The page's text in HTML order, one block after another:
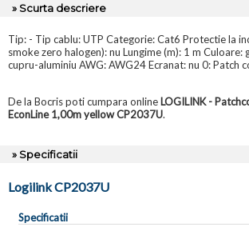
» Scurta descriere
Tip: - Tip cablu: UTP Categorie: Cat6 Protectie la
smoke zero halogen): nu Lungime (m): 1 m Culoare:
cupru-aluminiu AWG: AWG24 Ecranat: nu 0: Patch
De la Bocris poti cumpara online LOGILINK -
EconLine 1,00m yellow CP2037U.
» Specificatii
Logilink CP2037U
Specificatii